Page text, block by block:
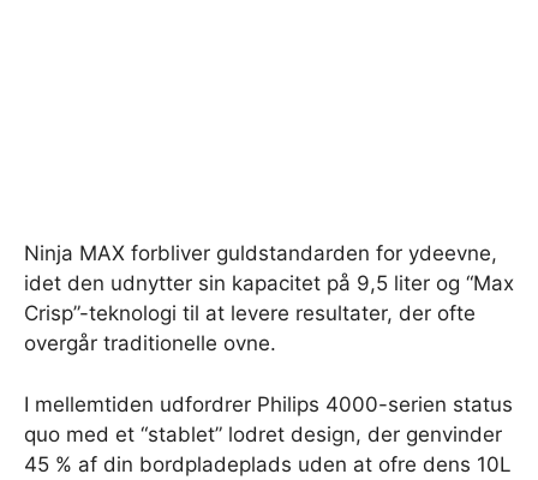
Ninja MAX forbliver guldstandarden for ydeevne,
idet den udnytter sin kapacitet på 9,5 liter og “Max
Crisp”-teknologi til at levere resultater, der ofte
overgår traditionelle ovne.
I mellemtiden udfordrer Philips 4000-serien status
quo med et “stablet” lodret design, der genvinder
45 % af din bordpladeplads uden at ofre dens 10L